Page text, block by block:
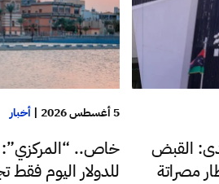
القبض
مصراتة
5 أغسطس 2026 |أخبار
خاص..